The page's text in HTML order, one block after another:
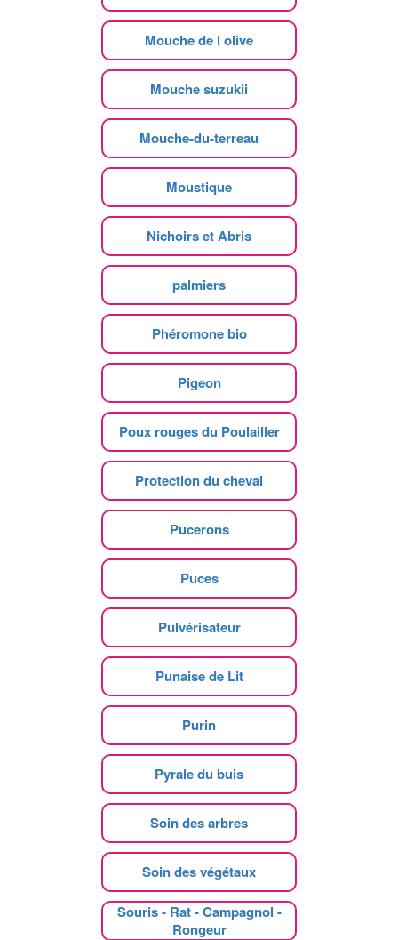
Mouche de l olive
Mouche suzukii
Mouche-du-terreau
Moustique
Nichoirs et Abris
palmiers
Phéromone bio
Pigeon
Poux rouges du Poulailler
Protection du cheval
Pucerons
Puces
Pulvérisateur
Punaise de Lit
Purin
Pyrale du buis
Soin des arbres
Soin des végétaux
Souris - Rat - Campagnol -
Rongeur